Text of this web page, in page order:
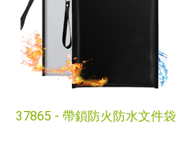
37865 - 帶鎖防火防水文件袋